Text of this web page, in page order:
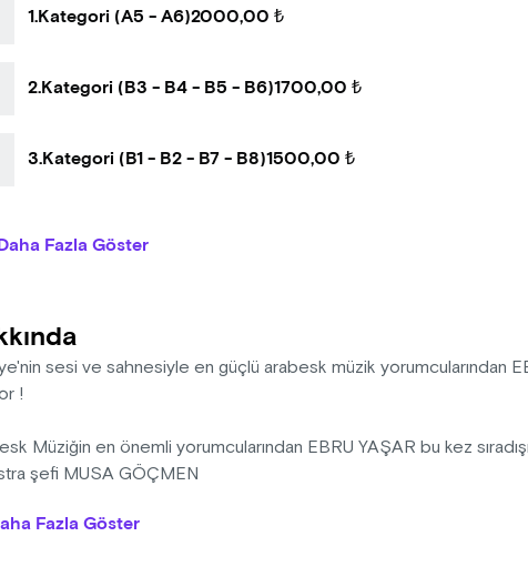
1.Kategori (A5 - A6)2000,00 ₺
2.Kategori (B3 - B4 - B5 - B6)1700,00 ₺
3.Kategori (B1 - B2 - B7 - B8)1500,00 ₺
Fazla Göster
sesi ve sahnesiyle en güçlü arabesk müzik yorumcularından
!
Müziğin en önemli yorumcularından EBRU YAŞAR bu kez
şefi MUSA GÖÇMEN
Fazla Göster